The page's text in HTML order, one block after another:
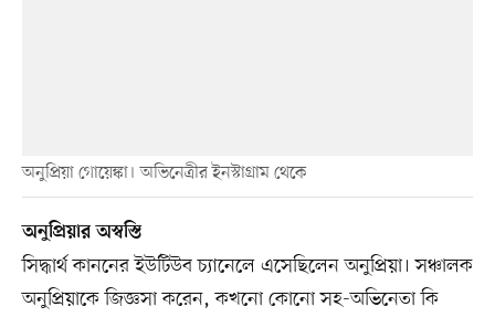
অনুপ্রিয়া গোয়েঙ্কা। অভিনেত্রীর ইনস্টাগ্রাম থেকে
অনুপ্রিয়ার অস্বস্তি
সিদ্ধার্থ কাননের ইউটিউব চ্যানেলে এসেছিলেন অনুপ্রিয়া। সঞ্চালক
অনুপ্রিয়াকে জিজ্ঞসা করেন, কখনো কোনো সহ-অভিনেতা কি